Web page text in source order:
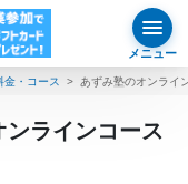
メニュー
金・コース あずみ塾のオンライ
ラインコース